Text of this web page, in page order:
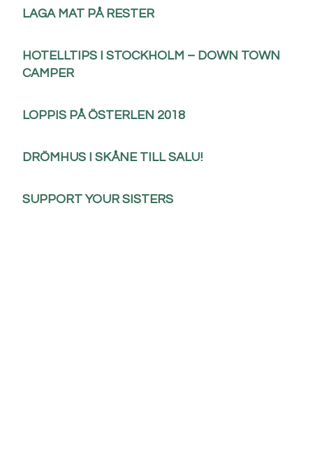
LAGA MAT PÅ RESTER
HOTELLTIPS I STOCKHOLM – DOWN TOWN
CAMPER
LOPPIS PÅ ÖSTERLEN 2018
DRÖMHUS I SKÅNE TILL SALU!
SUPPORT YOUR SISTERS